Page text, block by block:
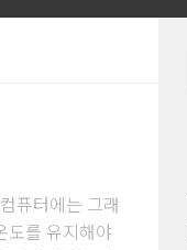
퓨터에는 그래
도를 유지해야